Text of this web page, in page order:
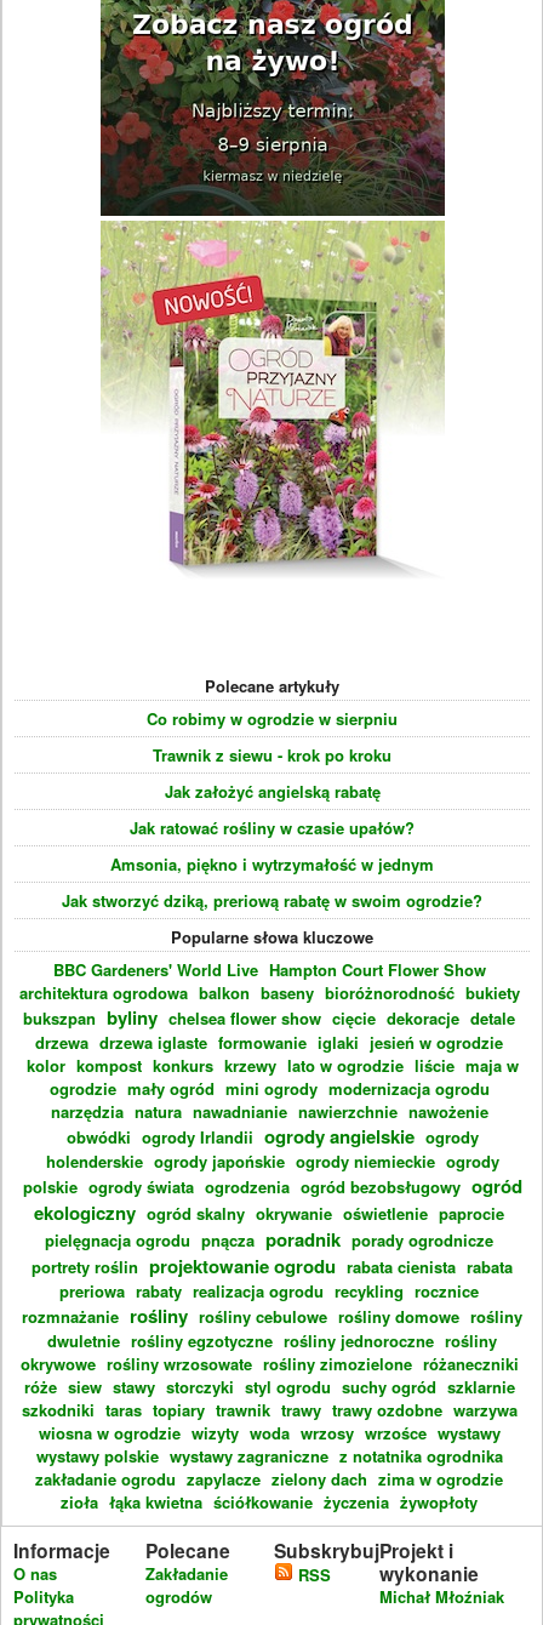
Polecane artykuły
Co robimy w ogrodzie w sierpniu
Trawnik z siewu - krok po kroku
Jak założyć angielską rabatę
Jak ratować rośliny w czasie upałów?
Amsonia, piękno i wytrzymałość w jednym
Jak stworzyć dziką, preriową rabatę w swoim ogrodzie?
Popularne słowa kluczowe
BBC Gardeners' World Live Hampton Court Flower Show
architektura ogrodowa balkon baseny bioróżnorodność bukiety
bukszpan byliny chelsea flower show cięcie dekoracje detale
drzewa drzewa iglaste formowanie iglaki jesień w ogrodzie
kolor kompost konkurs krzewy lato w ogrodzie liście maja w
ogrodzie mały ogród mini ogrody modernizacja ogrodu
narzędzia natura nawadnianie nawierzchnie nawożenie
obwódki ogrody Irlandii ogrody angielskie ogrody
holenderskie ogrody japońskie ogrody niemieckie ogrody
polskie ogrody świata ogrodzenia ogród bezobsługowy ogród
ekologiczny ogród skalny okrywanie oświetlenie paprocie
pielęgnacja ogrodu pnącza poradnik porady ogrodnicze
portrety roślin projektowanie ogrodu rabata cienista rabata
preriowa rabaty realizacja ogrodu recykling rocznice
rozmnażanie rośliny rośliny cebulowe rośliny domowe rośliny
dwuletnie rośliny egzotyczne rośliny jednoroczne rośliny
okrywowe rośliny wrzosowate rośliny zimozielone różaneczniki
róże siew stawy storczyki styl ogrodu suchy ogród szklarnie
szkodniki taras topiary trawnik trawy trawy ozdobne warzywa
wiosna w ogrodzie wizyty woda wrzosy wrzośce wystawy
wystawy polskie wystawy zagraniczne z notatnika ogrodnika
zakładanie ogrodu zapylacze zielony dach zima w ogrodzie
zioła łąka kwietna ściółkowanie życzenia żywopłoty
Informacje
O nas
Polityka
prywatności
Polecane
Zakładanie
ogrodów
Subskrybuj
RSS
Projekt i
wykonanie
Michał Młoźniak